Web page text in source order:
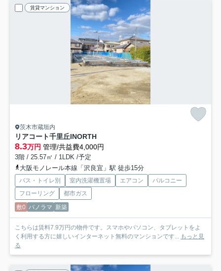
賃貸マンション
茨木市蔵垣内
リアコート千里丘INORTH
8.3万円 管理/共益費4,000円
3階 / 25.57㎡ / 1LDK /予定
大阪モノレール本線「沢良宜」駅 徒歩15分
バス・トイレ別 室内洗濯機置場 エアコン
バルコニー
フローリング
都市ガス
敷0 パノラマ 新築
こちらは賃料7.9万円の物件です。スマホやパソコン、タブレットをよ
く利用する方に嬉しいインターネット無料のマンションです... もっと見
る